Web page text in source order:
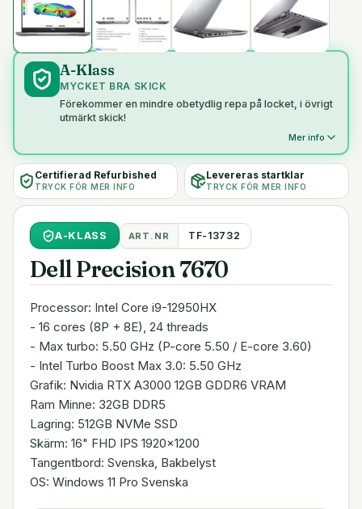
A-Klass
MYCKET BRA SKICK
Förekommer en mindre obetydlig repa på locket, i övrigt
utmärkt skick!
Mer info
Certifierad Refurbished
TRYCK FÖR MER INFO
Levereras startklar
TRYCK FÖR MER INFO
A-KLASS ART.NR TF-13732
Dell Precision 7670
Processor: Intel Core i9-12950HX
- 16 cores (8P + 8E), 24 threads
- Max turbo: 5.50 GHz (P-core 5.50 / E-core 3.60)
- Intel Turbo Boost Max 3.0: 5.50 GHz
Grafik: Nvidia RTX A3000 12GB GDDR6 VRAM
Ram Minne: 32GB DDR5
Lagring: 512GB NVMe SSD
Skärm: 16" FHD IPS 1920x1200
Tangentbord: Svenska, Bakbelyst
OS: Windows 11 Pro Svenska